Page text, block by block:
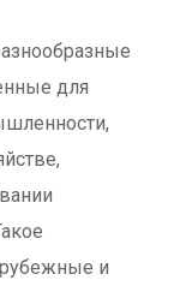
для
и